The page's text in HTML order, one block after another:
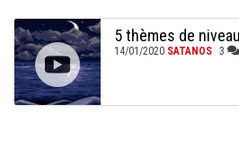
5 thèmes de
14/01/2020 SATANOS 3